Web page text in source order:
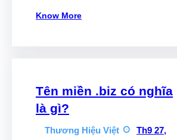
Know More
Tên miền .biz có nghĩa
là gì?
Thương Hiệu Việt
Th9 27,